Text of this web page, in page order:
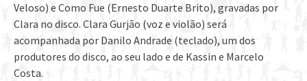
Veloso) e Como Fue (Ernesto Duarte Brito), gravadas por
Clara no disco. Clara Gurjão (voz e violão) será
acompanhada por Danilo Andrade (teclado), um dos
produtores do disco, ao seu lado e de Kassin e Marcelo
Costa.